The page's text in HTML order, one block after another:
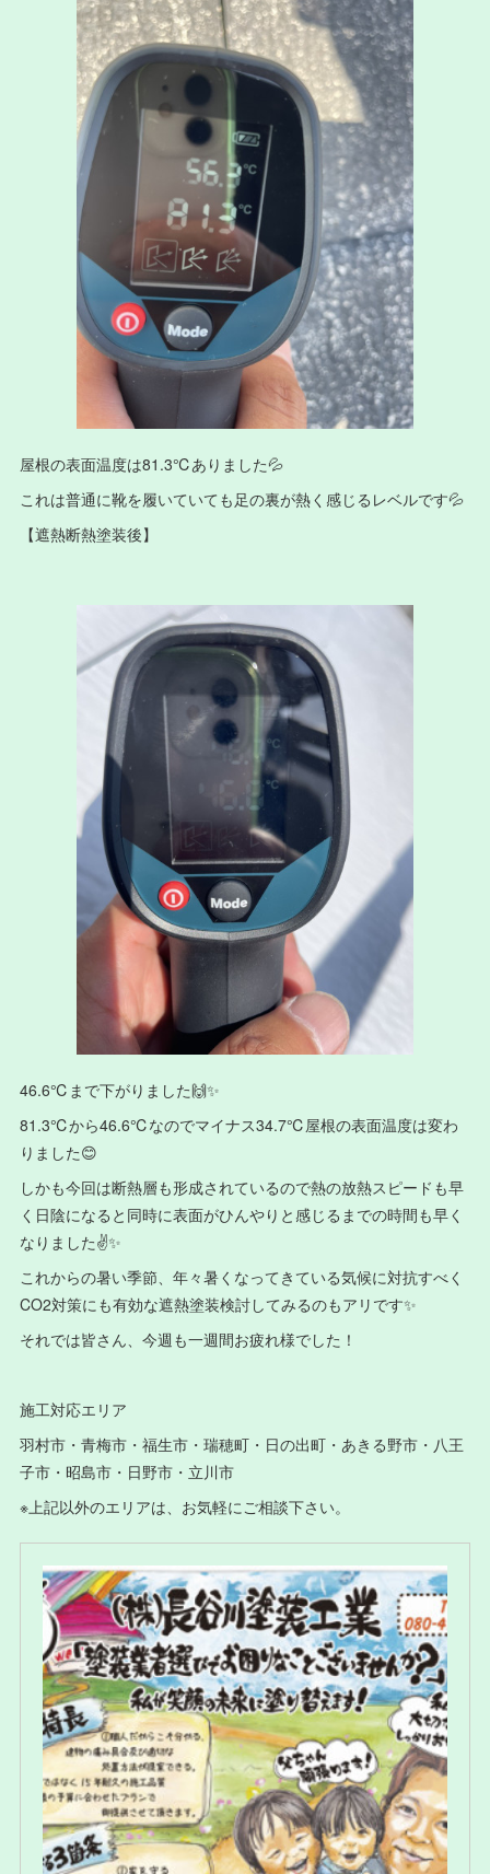
屋根の表面温度は81.3℃ありました💦
これは普通に靴を履いていても足の裏が熱く感じるレベルです💦
【遮熱断熱塗装後】
46.6℃まで下がりました🙌✨
81.3℃から46.6℃なのでマイナス34.7℃屋根の表面温度は変わ
りました😊
しかも今回は断熱層も形成されているので熱の放熱スピードも早
く日陰になると同時に表面がひんやりと感じるまでの時間も早く
なりました✌️✨
これからの暑い季節、年々暑くなってきている気候に対抗すべく
CO2対策にも有効な遮熱塗装検討してみるのもアリです✨
それでは皆さん、今週も一週間お疲れ様でした！
施工対応エリア
羽村市・青梅市・福生市・瑞穂町・日の出町・あきる野市・八王
子市・昭島市・日野市・立川市
※上記以外のエリアは、お気軽にご相談下さい。